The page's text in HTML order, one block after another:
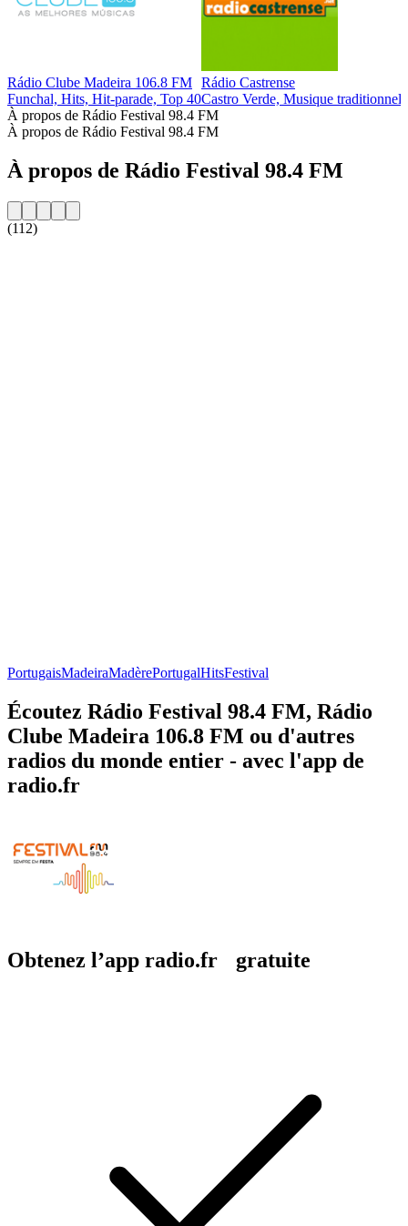
Rádio Clube Madeira 106.8 FM
Funchal, Hits, Hit-parade, Top 40
Rádio Castrense
Castro Verde, Musique
À propos de Rádio Festival 98.4 FM
À propos de Rádio Festival 98.4 FM
À propos de Rádio Festival 98.4 FM
(112)
PortugaisMadeiraMadèrePortugalHitsFestival
Écoutez Rádio Festival 98.4 FM, Rádio
Clube Madeira 106.8 FM ou d'autres
radios du monde entier - avec l'app de
radio.fr
Obtenez l’app radio.fr gratuite